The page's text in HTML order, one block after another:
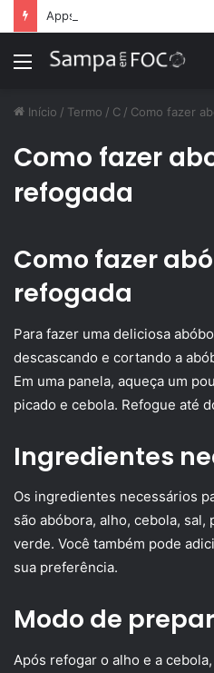
Menu
Início / Termo / C / Como fazer
Como fazer
refogada
Como fazer
refogada
Para fazer uma deliciosa
descascando e cortando a
Em uma panela, aqueça um
picado e cebola. Refogue até
Ingredientes
Os ingredientes necessários
são abóbora, alho, cebola,
verde. Você também pode
sua preferência.
Modo de
Após refogar o alho e a